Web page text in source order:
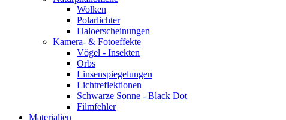
Wolken
Polarlichter
Haloerscheinungen
Kamera- & Fotoeffekte
Vögel - Insekten
Orbs
Linsenspiegelungen
Lichtreflektionen
Schwarze Sonne - Black Dot
Filmfehler
Materialien